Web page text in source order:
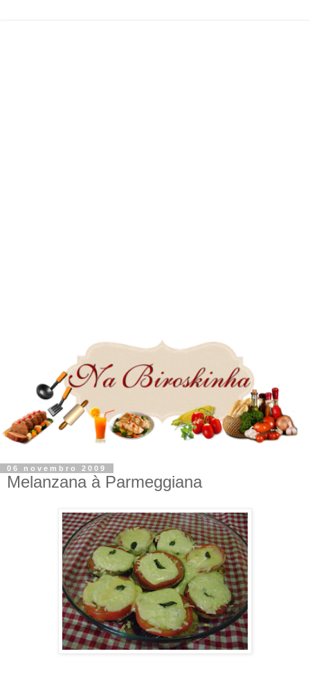
06 novembro 2009
Melanzana à Parmeggiana